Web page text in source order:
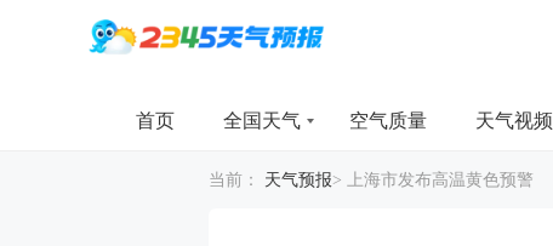
首页 全国天气 空气质量 天气视频
当前： 天气预报> 上海市发布高温黄色预警